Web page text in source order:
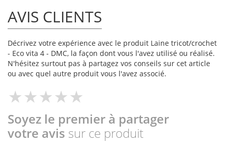
AVIS CLIENTS
Décrivez votre expérience avec le produit Laine tricot/crochet
- Eco vita 4 - DMC, la façon dont vous l'avez utilisé ou réalisé.
N'hésitez surtout pas à partagez vos conseils sur cet article
ou avec quel autre produit vous l'avez associé.
Soyez le premier à partager
votre avis sur ce produit